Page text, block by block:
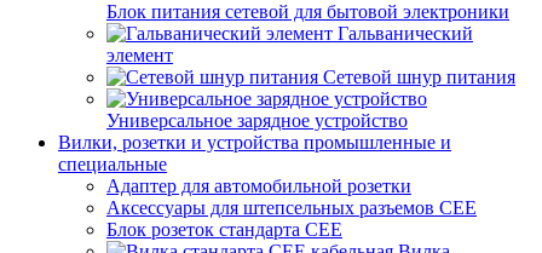
Блок питания сетевой для бытовой электроники
Гальванический
элемент
Сетевой шнур питания
Универсальное зарядное устройство
Вилки, розетки и устройства промышленные и
специальные
Адаптер для автомобильной розетки
Аксессуары для штепсельных разъемов CEE
Блок розеток стандарта CEE